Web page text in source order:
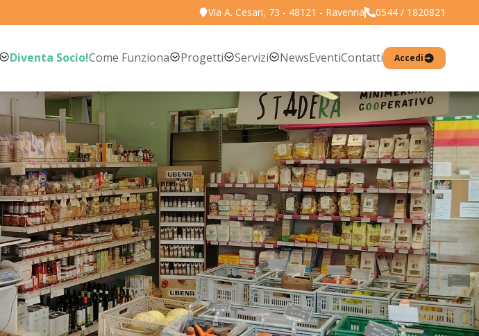
Via A. Cesari, 73 - 48121 - Ravenna 0544 / 1820821
Diventa Socio!Come Funziona Progetti Servizi NewsEventiContatti Accedi